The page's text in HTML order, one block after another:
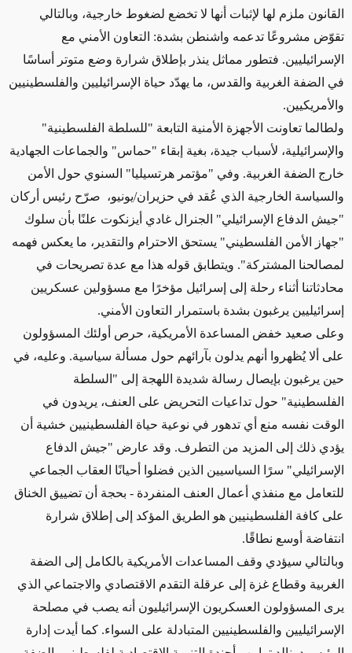
القانون ملزم لها لإثبات أنها لا تخضع لضغوط خارجية، وبالتالي
تقوّض مشروعًا تدعمه واشنطن بشدة: التعاون الأمني مع
الإسرائيليين. فتطور مماثل ينذر بإطلاق شرارة وضع متوتر أساسًا
في الضفة الغربية والقدس، ما يهدّد حياة الإسرائيليين والفلسطينيين
والأمريكيين.
ولطالما تعاونت الأجهزة الأمنية التابعة "للسلطة الفلسطينية"
والإسرائيلية، لأسباب جيدة، بغية إبقاء "حماس" والجماعات الجهادية
خارج الضفة الغربية. وفي "مؤتمر هرتسيليا" السنوي حول الأمن
والسياسة الخارجية الذي عُقد في حزيران/يونيو، صرّح رئيس أركان
"جيش الدفاع الإسرائيلي" الجنرال غادي أيزنكوت علنًا بأن سلوك
"جهاز الأمن الفلسطيني" يستحق الاحترام والتقدير، ما يعكس فهمه
لمصالحنا المشتركة". ويتطابق قوله هذا مع عدة تصريحات في
محادثاتنا أثناء رحلة إلى إسرائيل مؤخرًا مع مسؤولين عسكريين
إسرائيليين يرغبون بشدة باستمرار التعاون الأمني.
وعلى صعيد خفض المساعدة الأمريكية، حرص أولئك المسؤولون
على ألا يُظهروا أنهم يدلون بآرائهم حول مسألة سياسية. وعليه، في
حين يرغبون بإيصال رسالة شديدة اللهجة إلى "السلطة
الفلسطينية" حول تداعيات التحريض على العنف، يريدون في
الوقت نفسه منع أي تدهور في نوعية حياة الفلسطينيين خشية أن
يؤدي ذلك إلى المزيد من التطرف. وقد عارض "جيش الدفاع
الإسرائيلي" سرًا السياسيين الذين فضلوا أحيانًا العقاب الجماعي
للتعامل مع منفذي أعمال العنف المنفردة - بحجة أن تضييق الخناق
على كافة الفلسطينيين هو الطريق المؤكد إلى إطلاق شرارة
انتفاضة أوسع نطاقًا.
وبالتالي سيؤدي وقف المساعدات الأمريكية بالكامل إلى الضفة
الغربية وقطاع غزة إلى عرقلة التقدم الاقتصادي والاجتماعي الذي
يرى المسؤولون العسكريون الإسرائيليون أنه يصب في مصلحة
الإسرائيليين والفلسطينيين المتبادلة على السواء. كما أيدت إدارة